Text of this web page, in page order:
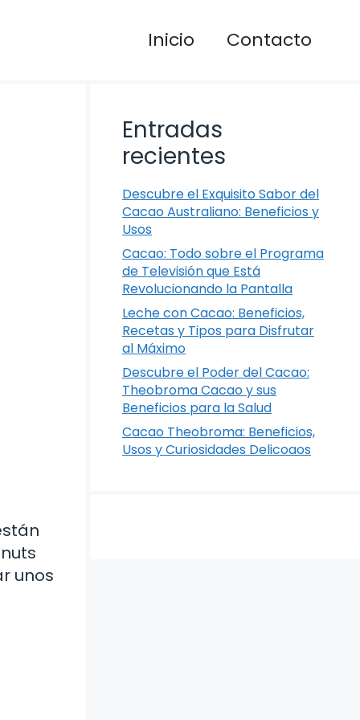
Inicio Contacto
unos
Entradas
recientes
Descubre el Exquisito Sabor del
Cacao Australiano: Beneficios y
Usos
Cacao: Todo sobre el Programa
de Televisión que Está
Revolucionando la Pantalla
Leche con Cacao: Beneficios,
Recetas y Tipos para Disfrutar
al Máximo
Descubre el Poder del Cacao:
Theobroma Cacao y sus
Beneficios para la Salud
Cacao Theobroma: Beneficios,
Usos y Curiosidades Delicoaos